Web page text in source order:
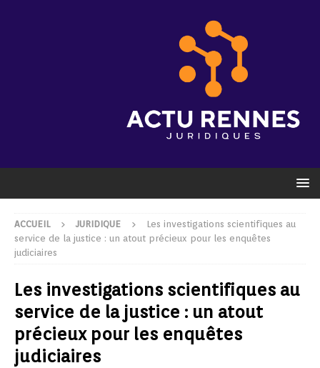
ACCUEIL JURIDIQUE
Les investigations scientifiques au
service de la justice : un atout précieux pour les enquêtes
judiciaires
Les investigations scientifiques au
service de la justice : un atout
précieux pour les enquêtes
judiciaires